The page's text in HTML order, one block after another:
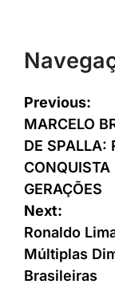
Previous:
MARCELO
DE SPALLA:
CONQUISTA
GERAÇÕES
Next:
Ronaldo
Múltiplas
Brasileiras